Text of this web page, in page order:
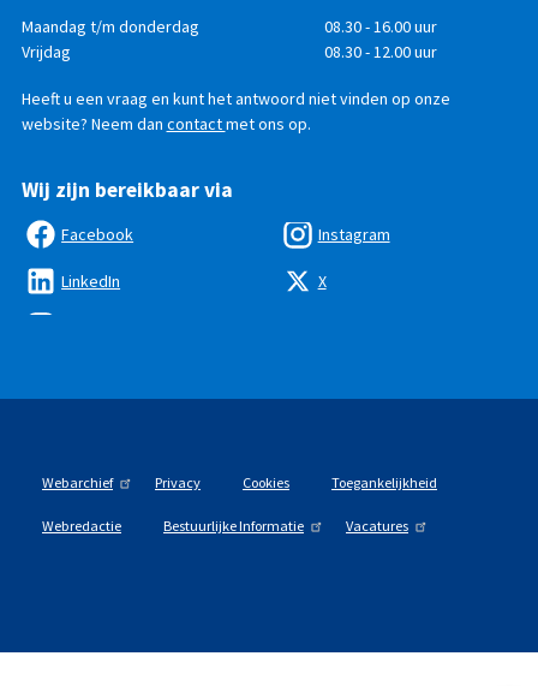
Telefonisch
bereikbaar
DagTijd
Maandag t/m donderdag
08.30 - 16.00 uur
Vrijdag
08.30 - 12.00 uur
Heeft u een vraag en kunt het antwoord niet vinden op onze
website? Neem dan contactmet ons op.
Wij zijn bereikbaar via
Facebook
LinkedIn
Instagram
X
Webarchief Privacy Cookies Toegankelijkheid
Webredactie Bestuurlijke Informatie Vacatures